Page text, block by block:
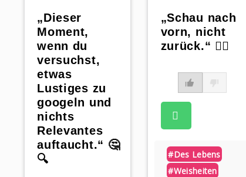
„Dieser
Moment,
wenn du
versuchst,
etwas
Lustiges zu
googeln und
nichts
Relevantes
auftaucht.“ 🤔
🔍
„Schau nach
vorn, nicht
zurück.“ ✋🏻
#des Lebens
#weisheiten